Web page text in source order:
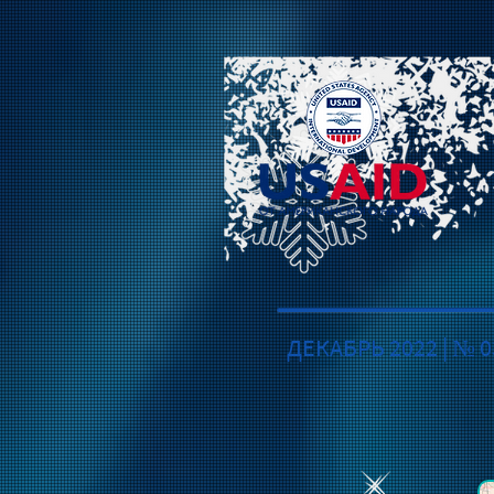
ДЕКАБРЬ 2022 | №